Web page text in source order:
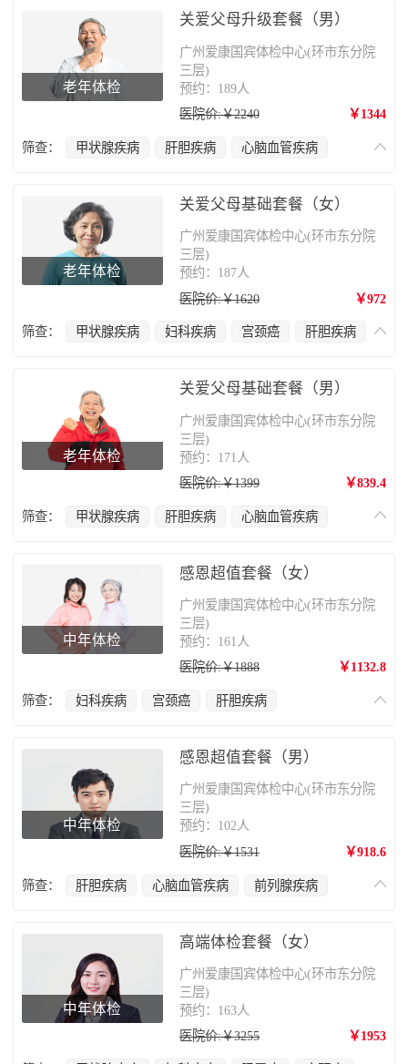
老年体检
关爱父母升级套餐（男）
广州爱康国宾体检中心(环市东分院
三层)
预约：189人
医院价:￥2240
￥1344
筛查： 甲状腺疾病 肝胆疾病
心脑血管疾病
老年体检
关爱父母基础套餐（女）
广州爱康国宾体检中心(环市东分院
三层)
预约：187人
医院价:￥1620
￥972
筛查： 甲状腺疾病 妇科疾病 宫颈癌
肝胆疾病
老年体检
关爱父母基础套餐（男）
广州爱康国宾体检中心(环市东分院
三层)
预约：171人
医院价:￥1399
￥839.4
筛查： 甲状腺疾病 肝胆疾病
心脑血管疾病
中年体检
感恩超值套餐（女）
广州爱康国宾体检中心(环市东分院
三层)
预约：161人
医院价:￥1888
￥1132.8
筛查： 妇科疾病 宫颈癌
肝胆疾病
中年体检
感恩超值套餐（男）
广州爱康国宾体检中心(环市东分院
三层)
预约：102人
医院价:￥1531
￥918.6
筛查： 肝胆疾病 心脑血管疾病
前列腺疾病
中年体检
高端体检套餐（女）
广州爱康国宾体检中心(环市东分院
三层)
预约：163人
医院价:￥3255
￥1953